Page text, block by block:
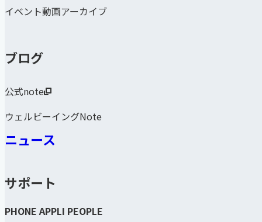
イベント動画アーカイブ
ブログ
公式note
ウェルビーイングNote
ニュース
サポート
PHONE APPLI PEOPLE